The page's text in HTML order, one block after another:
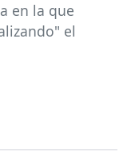
en la que
el